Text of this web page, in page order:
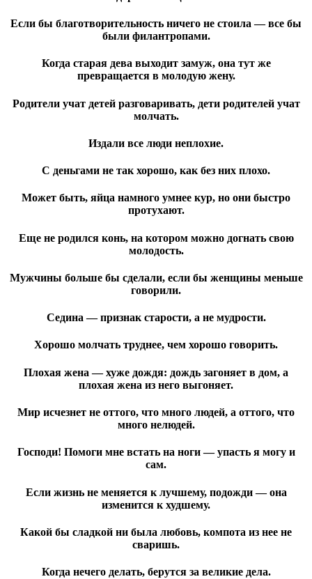
Если бы благотворительность ничего не стоила — все бы
были филантропами.
Когда старая дева выходит замуж, она тут же
превращается в молодую жену.
Родители учат детей разговаривать, дети родителей учат
молчать.
Издали все люди неплохие.
С деньгами не так хорошо, как без них плохо.
Может быть, яйца намного умнее кур, но они быстро
протухают.
Еще не родился конь, на котором можно догнать свою
молодость.
Мужчины больше бы сделали, если бы женщины меньше
говорили.
Седина — признак старости, а не мудрости.
Хорошо молчать труднее, чем хорошо говорить.
Плохая жена — хуже дождя: дождь загоняет в дом, а
плохая жена из него выгоняет.
Мир исчезнет не оттого, что много людей, а оттого, что
много нелюдей.
Господи! Помоги мне встать на ноги — упасть я могу и
сам.
Если жизнь не меняется к лучшему, подожди — она
изменится к худшему.
Какой бы сладкой ни была любовь, компота из нее не
сваришь.
Когда нечего делать, берутся за великие дела.